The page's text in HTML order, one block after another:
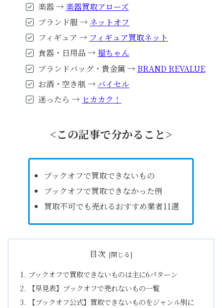
楽器 → 楽器買取アローズ
ブランド服 → ネットオフ
フィギュア → フィギュア買取ネット
食器・日用品 →福ちゃん
ブランドバッグ・貴金属 → BRAND REVALUE
お酒・空き瓶 →バイセル
迷ったら → ヒカカク！
<この記事で分かること>
ブックオフで買取できないもの
ブックオフで買取できなかった例
買取不可でも売れるおすすめ業者11選
目次
ブックオフで買取できないものは主に6パターン
【早見表】ブックオフで売れないもの一覧
【ブックオフ公式】買取できないものをジャンル別に